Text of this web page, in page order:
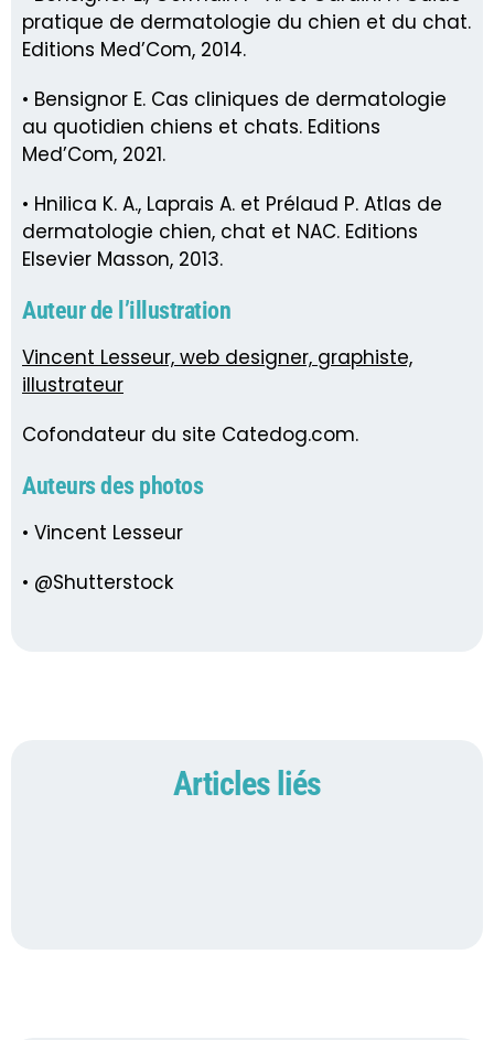
pratique de dermatologie du chien et du chat.
Editions Med’Com, 2014.
• Bensignor E. Cas cliniques de dermatologie
au quotidien chiens et chats. Editions
Med’Com, 2021.
• Hnilica K. A., Laprais A. et Prélaud P. Atlas de
dermatologie chien, chat et NAC. Editions
Elsevier Masson, 2013.
Auteur de l’illustration
Vincent Lesseur, web designer, graphiste,
illustrateur
Cofondateur du site Catedog.com.
Auteurs des photos
• Vincent Lesseur
• @Shutterstock
Articles liés